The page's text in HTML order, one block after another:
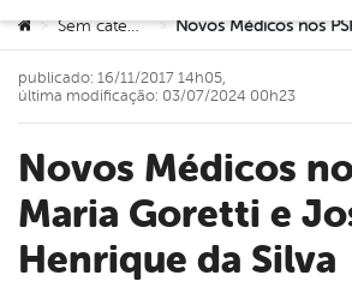
Você está aqui:
> Sem categoria >
Novos Médicos nos PSFs
Maria Goretti e
Henrique da Silva
publicado: 16/11/2017 14h05,
última modificação: 03/07/2024 00h23